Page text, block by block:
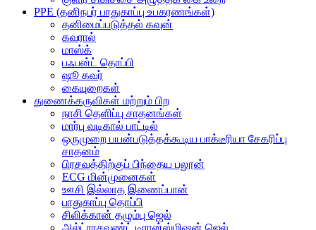
PPE (தனிநபர் பாதுகாப்பு உபகரணங்கள்)
தனிமைப்படுத்தல் கவுன்
கவரால்
மாஸ்க்
பஃபன்ட் தொப்பி
ஷூ கவர்
கையுறைகள்
துணைக்கருவிகள் மற்றும் பிற
நாசி தெளிப்பு சாதனங்கள்
மார்பு வடிகால் பாட்டில்
ஒருமுறை பயன்படுத்தக்கூடிய பாக்டீரியா சேகரிப்பு
சாதனம்
பிரசவத்திற்குப் பிந்தைய பலூன்
ECG மின்முனைகள்
ஊசி இல்லாத இணைப்பான்
பாதுகாப்பு தொப்பி
சிலிக்கான் தழும்பு ஜெல்
அல்ட்ராசவுண்ட் டிரான்ஸ்மிஷன் ஜெல்